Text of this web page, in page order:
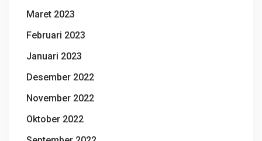
Maret 2023
Februari 2023
Januari 2023
Desember 2022
November 2022
Oktober 2022